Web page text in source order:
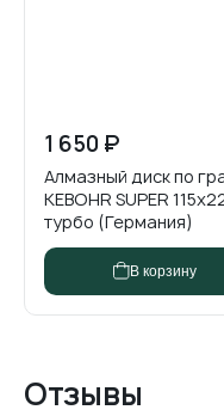
Алмазный диск по
KEBOHR SUPER
турбо (Германия)
1 650 ₽
В корзину
Отрезной диск
R300M-1-0 H10 50/60
(FEIYAN)
9 680 ₽
В корзину
Отзывы